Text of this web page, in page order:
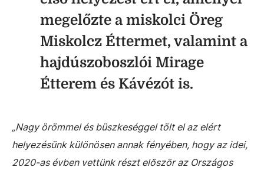
megelőzte a miskolci Öreg
Miskolcz Éttermet, valamint a
hajdúszoboszlói Mirage
Étterem és Kávézót is.
„Nagy örömmel és büszkeséggel tölt el az elért
helyezésünk különösen annak fényében, hogy az idei,
2020-as évben vettünk részt először az Országos